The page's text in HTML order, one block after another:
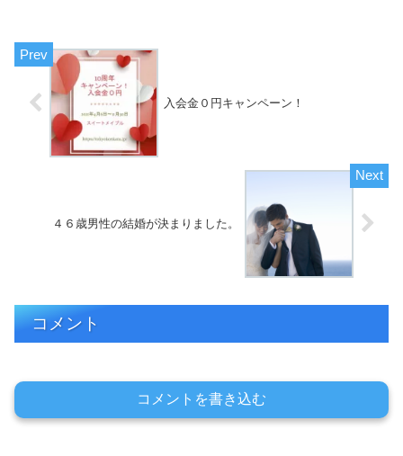
入会金０円キャンペーン！
４６歳男性の結婚が決まりました。
コメント
コメントを書き込む